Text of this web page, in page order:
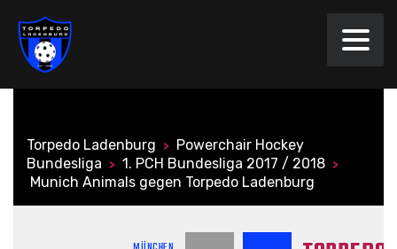
Torpedo Ladenburg > Powerchair Hockey
Bundesliga
> 1. PCH Bundesliga 2017 / 2018 >
Munich Animals gegen Torpedo Ladenburg